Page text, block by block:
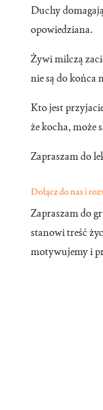
Duchy
opowiedziana.
Żywi milczą
nie są do końca
Kto jest
że kocha, może
Zapraszam do
Dołącz do nas i
Zapraszam do
stanowi treść
motywujemy i